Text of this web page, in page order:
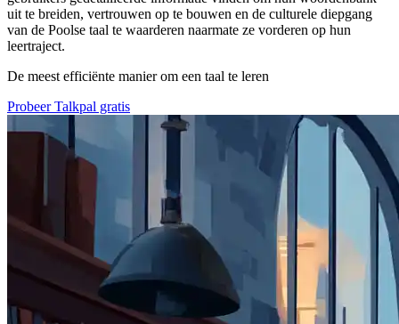
uit te breiden, vertrouwen op te bouwen en de culturele diepgang
van de Poolse taal te waarderen naarmate ze vorderen op hun
leertraject.
De meest efficiënte manier om een taal te leren
Probeer Talkpal gratis